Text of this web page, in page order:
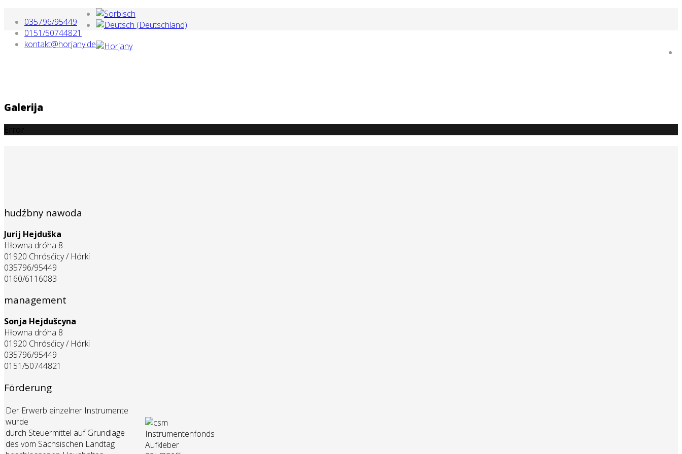
035796/95449
0151/50744821
kontakt@horjany.de
Galerija
Error
hudźbny nawoda
Jurij Hejduška
Hłowna dróha 8
01920 Chrósćicy / Hórki
035796/95449
0160/6116083
management
Sonja Hejdušcyna
Hłowna dróha 8
01920 Chrósćicy / Hórki
035796/95449
0151/50744821
Förderung
Der Erwerb einzelner Instrumente
wurde
durch Steuermittel auf Grundlage
des vom Sächsischen Landtag